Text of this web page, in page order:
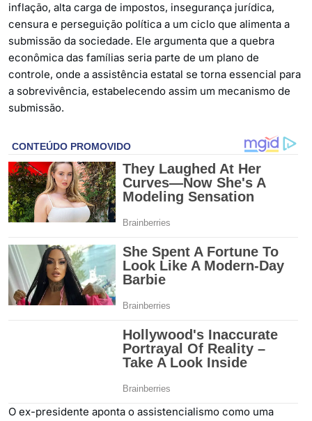
inflação, alta carga de impostos, insegurança jurídica,
censura e perseguição política a um ciclo que alimenta a
submissão da sociedade. Ele argumenta que a quebra
econômica das famílias seria parte de um plano de
controle, onde a assistência estatal se torna essencial para
a sobrevivência, estabelecendo assim um mecanismo de
submissão.
O ex-presidente aponta o assistencialismo como uma